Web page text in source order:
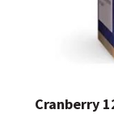
Cranberry